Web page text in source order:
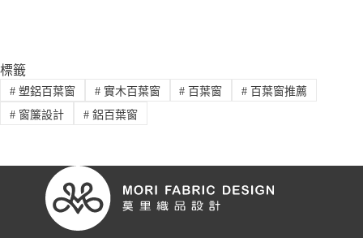
標籤
#塑鋁百葉窗 #實木百葉窗 # 百葉窗 # 百葉窗推薦
#窗簾設計 #鋁百葉窗